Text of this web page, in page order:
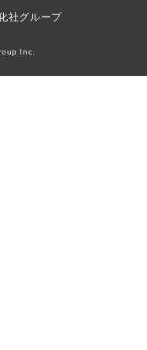
社グループ
Inc.